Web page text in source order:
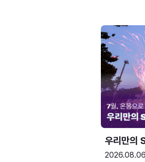
우리만의
2026.08.06